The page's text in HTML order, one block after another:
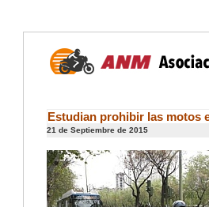
Estudian prohibir las motos
21 de Septiembre de 2015